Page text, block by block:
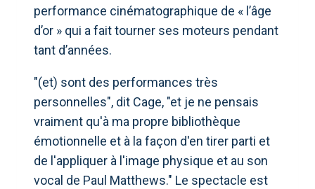
performance cinématographique de « l’âge
d’or » qui a fait tourner ses moteurs pendant
tant d’années.
"(et) sont des performances très
personnelles", dit Cage, "et je ne pensais
vraiment qu'à ma propre bibliothèque
émotionnelle et à la façon d'en tirer parti et
de l'appliquer à l'image physique et au son
vocal de Paul Matthews." Le spectacle est